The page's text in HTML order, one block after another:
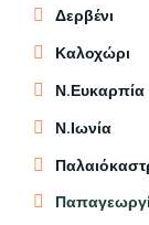
Δερβένι
Καλοχώρι
Ν.Ευκαρπία
Ν.Ιωνία